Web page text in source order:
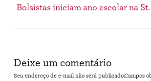
Próximo
Bolsistas iniciam ano escolar na St.
Deixe um comentário
Seu endereço de e-mail não será publicado.Campos